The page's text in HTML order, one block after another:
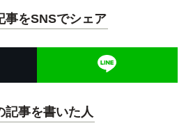
事をSNSでシェア
記事を書いた人